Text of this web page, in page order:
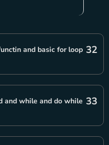
32
and basic for loop
33
and while and do while